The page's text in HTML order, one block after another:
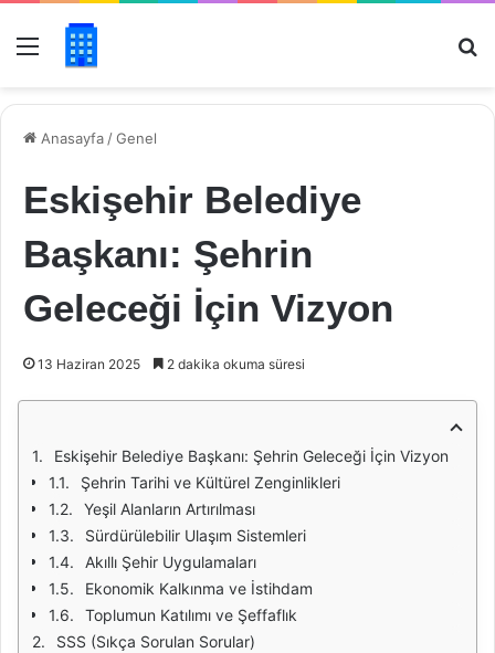
Menü
Anasayfa /Genel
Eskişehir Belediye
Başkanı: Şehrin
Geleceği İçin Vizyon
13 Haziran 2025 2 dakika okuma süresi
Eskişehir Belediye Başkanı: Şehrin Geleceği İçin Vizyon
Şehrin Tarihi ve Kültürel Zenginlikleri
Yeşil Alanların Artırılması
Sürdürülebilir Ulaşım Sistemleri
Akıllı Şehir Uygulamaları
Ekonomik Kalkınma ve İstihdam
Toplumun Katılımı ve Şeffaflık
SSS (Sıkça Sorulan Sorular)